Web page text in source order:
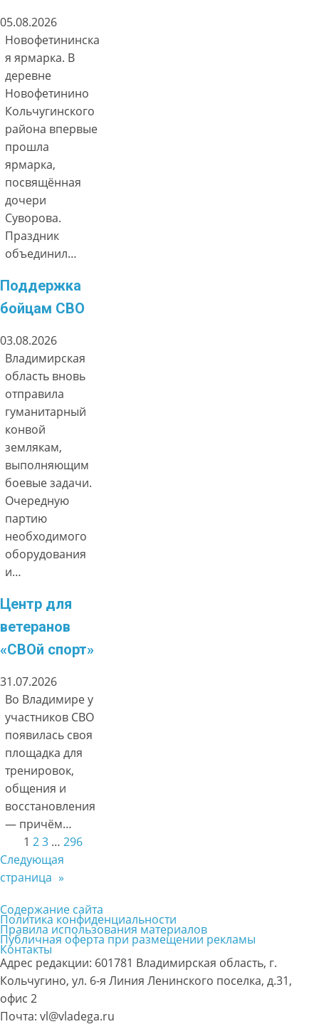
05.08.2026
Новофетининска
я ярмарка. В
деревне
Новофетинино
Кольчугинского
района впервые
прошла
ярмарка,
посвящённая
дочери
Суворова.
Праздник
объединил…
Поддержка
бойцам СВО
03.08.2026
Владимирская
область вновь
отправила
гуманитарный
конвой
землякам,
выполняющим
боевые задачи.
Очередную
партию
необходимого
оборудования
и…
Центр для
ветеранов
«СВОй спорт»
31.07.2026
Во Владимире у
участников СВО
появилась своя
площадка для
тренировок,
общения и
восстановления
— причём…
1 23 … 296
Следующая
страница »
Содержание сайта
Политика конфиденциальности
Правила использования материалов
Публичная оферта при размещении рекламы
Контакты
Адрес редакции: 601781 Владимирская область, г.
Кольчугино, ул. 6-я Линия Ленинского поселка, д.31,
офис 2
Почта: vl@vladega.ru